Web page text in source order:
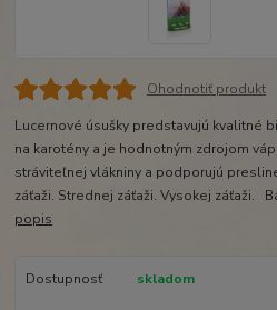
Ohodnotiť produkt
Lucernové úsušky predstavujú kvalitné
na karotény a je hodnotným zdrojom
stráviteľnej vlákniny a podporujú
záťaži. Strednej záťaži. Vysokej záťaži.
popis
Dostupnosť skladom